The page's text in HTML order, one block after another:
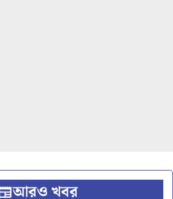
আরও খবর